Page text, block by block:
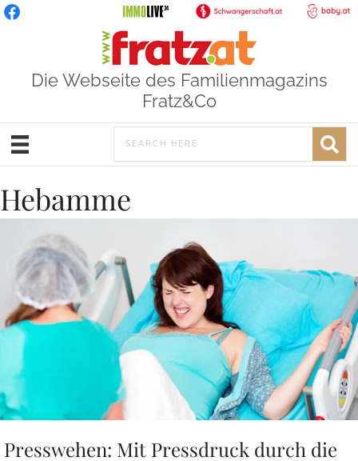
Die Webseite des Familienmagazins
Fratz&Co
Hebamme
Presswehen: Mit Pressdruck durch die